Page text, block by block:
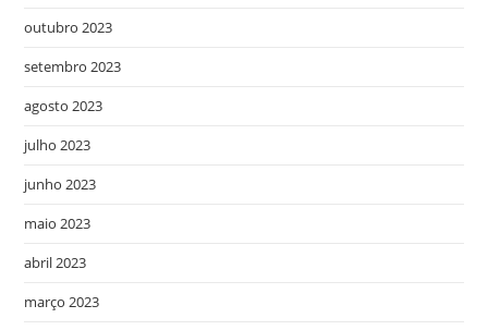
outubro 2023
setembro 2023
agosto 2023
julho 2023
junho 2023
maio 2023
abril 2023
março 2023